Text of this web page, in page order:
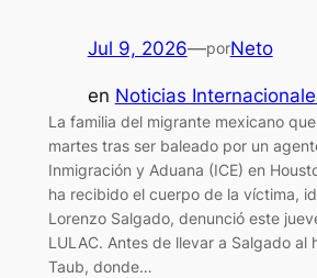
Jul 9, 2026—porNeto
en Noticias
La familia del migrante mexicano
martes tras ser baleado por un
Inmigración y Aduana (ICE) en
ha recibido el cuerpo de la víctima,
Lorenzo Salgado, denunció este
LULAC. Antes de llevar a Salgado al
Taub, donde…